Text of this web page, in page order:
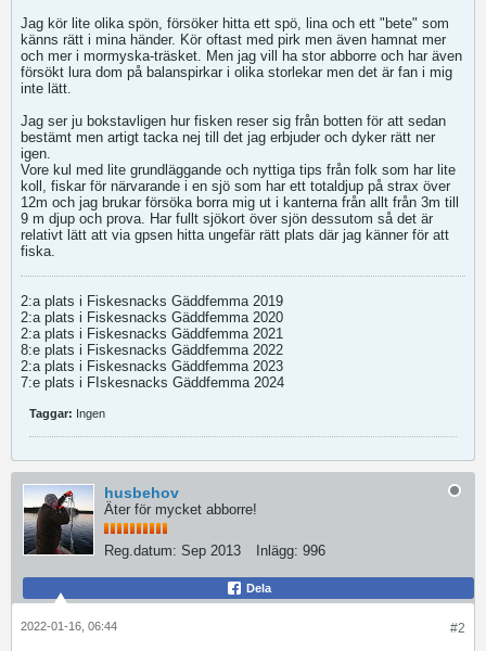
Jag kör lite olika spön, försöker hitta ett spö, lina och ett "bete" som
känns rätt i mina händer. Kör oftast med pirk men även hamnat mer
och mer i mormyska-träsket. Men jag vill ha stor abborre och har även
försökt lura dom på balanspirkar i olika storlekar men det är fan i mig
inte lätt.
Jag ser ju bokstavligen hur fisken reser sig från botten för att sedan
bestämt men artigt tacka nej till det jag erbjuder och dyker rätt ner
igen.
Vore kul med lite grundläggande och nyttiga tips från folk som har lite
koll, fiskar för närvarande i en sjö som har ett totaldjup på strax över
12m och jag brukar försöka borra mig ut i kanterna från allt från 3m till
9 m djup och prova. Har fullt sjökort över sjön dessutom så det är
relativt lätt att via gpsen hitta ungefär rätt plats där jag känner för att
fiska.
2:a plats i Fiskesnacks Gäddfemma 2019
2:a plats i Fiskesnacks Gäddfemma 2020
2:a plats i Fiskesnacks Gäddfemma 2021
8:e plats i Fiskesnacks Gäddfemma 2022
2:a plats i Fiskesnacks Gäddfemma 2023
7:e plats i FIskesnacks Gäddfemma 2024
Taggar: Ingen
husbehov
Äter för mycket abborre!
Reg.datum: Sep 2013 Inlägg: 996
Dela
#2
2022-01-16, 06:44